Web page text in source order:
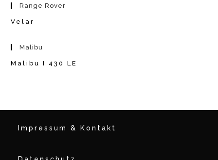
Range Rover
Velar
Malibu
Malibu I 430 LE
Impressum & Kontakt